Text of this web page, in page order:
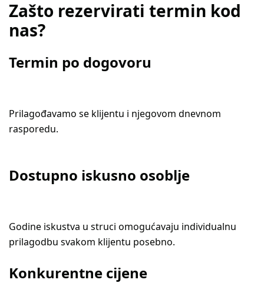
Zašto rezervirati termin kod
nas?
Termin po dogovoru
Prilagođavamo se klijentu i njegovom dnevnom
rasporedu.
Dostupno iskusno osoblje
Godine iskustva u struci omogućavaju individualnu
prilagodbu svakom klijentu posebno.
Konkurentne cijene